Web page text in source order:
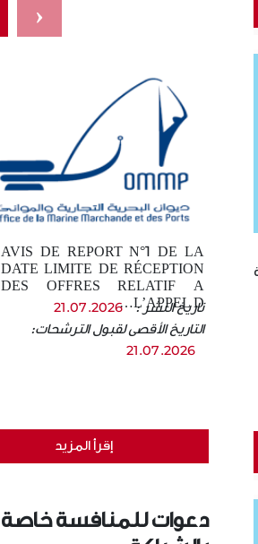
AVIS DE REPORT N°1 DE LA
DATE LIMITE DE RÉCEPTION
DES OFFRES RELATIF A
L’APPEL D…
تاريخ النشر : 21.07.2026
التاريخ الأقصى لقبول الترشحات:
21.07.2026
إقرأ المزيد
‹
دعوات للمنافسة خاصة